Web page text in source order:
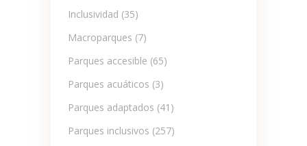
Inclusividad (35)
Macroparques (7)
Parques accesible (65)
Parques acuáticos (3)
Parques adaptados (41)
Parques inclusivos (257)